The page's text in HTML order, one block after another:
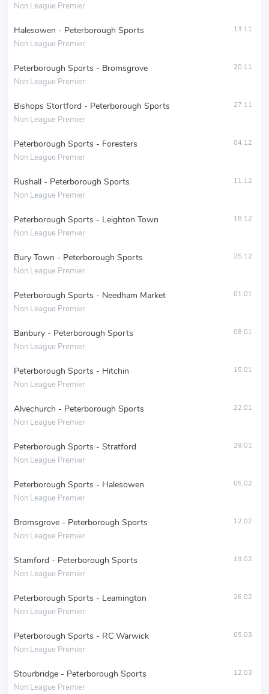
Non League Premier
Halesowen - Peterborough Sports
Non League Premier
13.11
Peterborough Sports - Bromsgrove
Non League Premier
20.11
Bishops Stortford - Peterborough Sports
Non League Premier
27.11
Peterborough Sports - Foresters
Non League Premier
04.12
Rushall - Peterborough Sports
Non League Premier
11.12
Peterborough Sports - Leighton Town
Non League Premier
18.12
Bury Town - Peterborough Sports
Non League Premier
25.12
Peterborough Sports - Needham Market
Non League Premier
01.01
Banbury - Peterborough Sports
Non League Premier
08.01
Peterborough Sports - Hitchin
Non League Premier
15.01
Alvechurch - Peterborough Sports
Non League Premier
22.01
Peterborough Sports - Stratford
Non League Premier
29.01
Peterborough Sports - Halesowen
Non League Premier
05.02
Bromsgrove - Peterborough Sports
Non League Premier
12.02
Stamford - Peterborough Sports
Non League Premier
19.02
Peterborough Sports - Leamington
Non League Premier
26.02
Peterborough Sports - RC Warwick
Non League Premier
05.03
Stourbridge - Peterborough Sports
Non League Premier
12.03